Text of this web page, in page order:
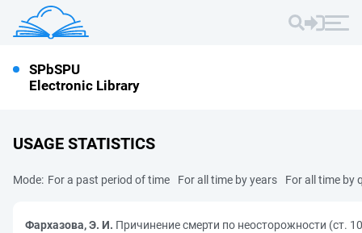
SPbSPU
Electronic Library
USAGE STATISTICS
Mode: For a past period of time For all time by years For all time by
Фархазова, Э. И. Причинение смерти по неосторожности (ст.